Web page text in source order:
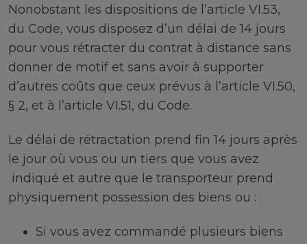
Nonobstant les dispositions de l’article VI.53,
du Code, vous disposez d’un délai de 14 jours
pour vous rétracter du contrat à distance sans
donner de motif et sans avoir à supporter
d’autres coûts que ceux prévus à l’article VI.50,
§ 2, et à l’article VI.51, du Code.
Le délai de rétractation prend fin 14 jours après
le jour où vous ou un tiers que vous avez
indiqué et autre que le transporteur prend
physiquement possession des biens ou :
Si vous avez commandé plusieurs biens